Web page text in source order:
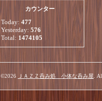
カウンター
Today: 477
Yesterday: 576
Total: 1474105
©2026 ＪＡＺＺ呑み処 小体な呑み屋 .